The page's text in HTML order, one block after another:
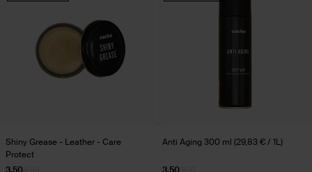
Shiny Grease - Leather - Care
Protect
Anti Aging 300 ml (29,83 € / 1L)